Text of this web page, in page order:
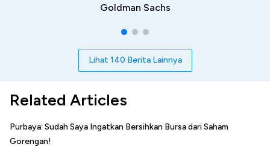
Goldman Sachs
Lihat 140 Berita Lainnya
Related Articles
Purbaya: Sudah Saya Ingatkan Bersihkan Bursa dari Saham
Gorengan!